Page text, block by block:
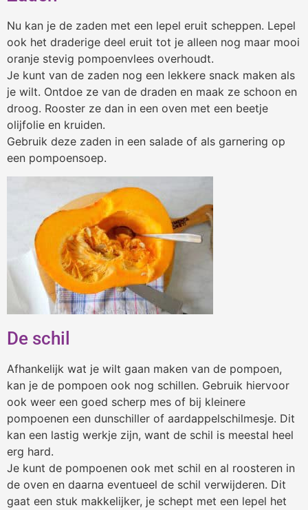
Nu kan je de zaden met een lepel eruit scheppen. Lepel
ook het draderige deel eruit tot je alleen nog maar mooi
oranje stevig pompoenvlees overhoudt.
Je kunt van de zaden nog een lekkere snack maken als
je wilt. Ontdoe ze van de draden en maak ze schoon en
droog. Rooster ze dan in een oven met een beetje
olijfolie en kruiden.
Gebruik deze zaden in een salade of als garnering op
een pompoensoep.
De schil
Afhankelijk wat je wilt gaan maken van de pompoen,
kan je de pompoen ook nog schillen. Gebruik hiervoor
ook weer een goed scherp mes of bij kleinere
pompoenen een dunschiller of aardappelschilmesje. Dit
kan een lastig werkje zijn, want de schil is meestal heel
erg hard.
Je kunt de pompoenen ook met schil en al roosteren in
de oven en daarna eventueel de schil verwijderen. Dit
gaat een stuk makkelijker, je schept met een lepel het